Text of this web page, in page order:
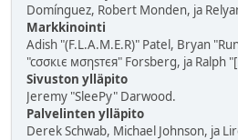
Domínguez, Robert Monden, ja
Markkinointi
Adish "(F.L.A.M.E.R)" Patel, Bryan
"cσσкιє мσηѕтєя" Forsberg, ja Ralph
Sivuston ylläpito
Jeremy "SleePy" Darwood.
Palvelinten ylläpito
Derek Schwab, Michael Johnson, ja